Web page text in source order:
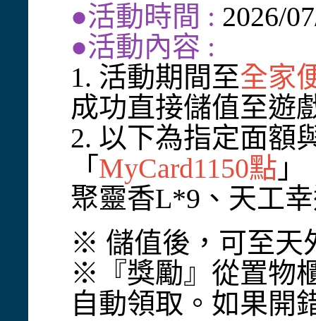
●活動時間 : 2026/
●活動內容 :
1. 活動期間至全家
成功直接儲值至遊
2. 以下為指定面額
「 MyCard1150點
聚靈香L*9、天工
※ 儲值後，可至天
※『獎勵』從置物
自動領取。如果開